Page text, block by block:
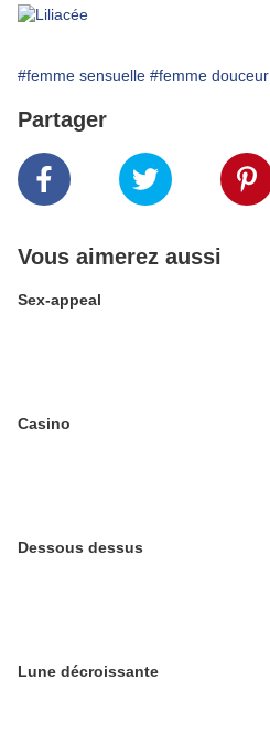
#femme sensuelle #femme douceur
Partager
Vous aimerez aussi
Sex-appeal
Casino
Dessous dessus
Lune décroissante